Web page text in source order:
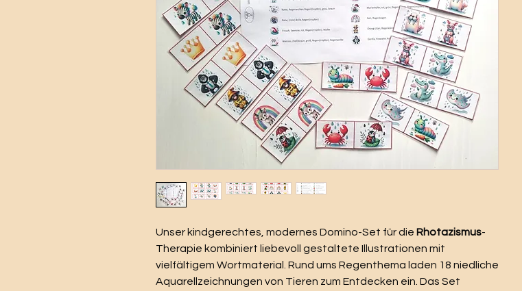
Unser kindgerechtes, modernes Domino-Set für die Rhotazismus-
Therapie kombiniert liebevoll gestaltete Illustrationen mit
vielfältigem Wortmaterial. Rund ums Regenthema laden 18 niedliche
Aquarellzeichnungen von Tieren zum Entdecken ein. Das Set